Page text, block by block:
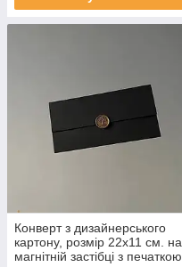
Конверт з дизайнерського
картону, розмір 22x11 см. на
магнітній застібці з печаткою